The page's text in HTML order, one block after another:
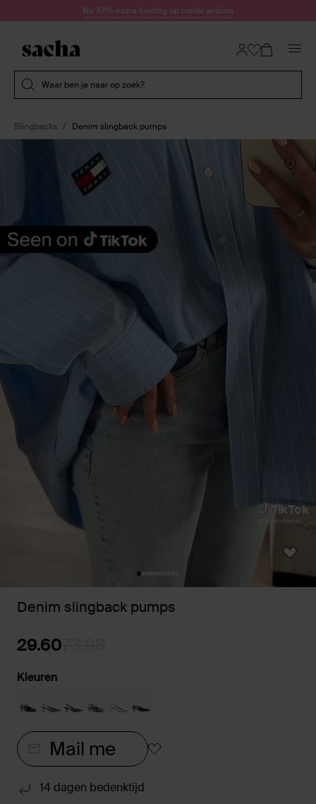
Doorgaan naar artikelNu 10% extra korting op ronde prijzen
Waar ben je naar op zoek?
Slingbacks Denim slingback pumps
Denim slingback pumps
29.60
Kleuren
Mail me
14 dagen bedenktijd